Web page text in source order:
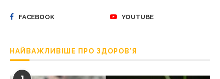
FACEBOOK YOUTUBE
НАЙВАЖЛИВІШЕ ПРО ЗДОРОВ’Я